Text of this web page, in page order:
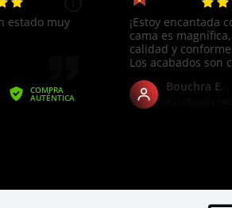
TABLE BASSE
ARGENTÉE AU DESIGN
CLASSIQUE
( En stock à l'usine